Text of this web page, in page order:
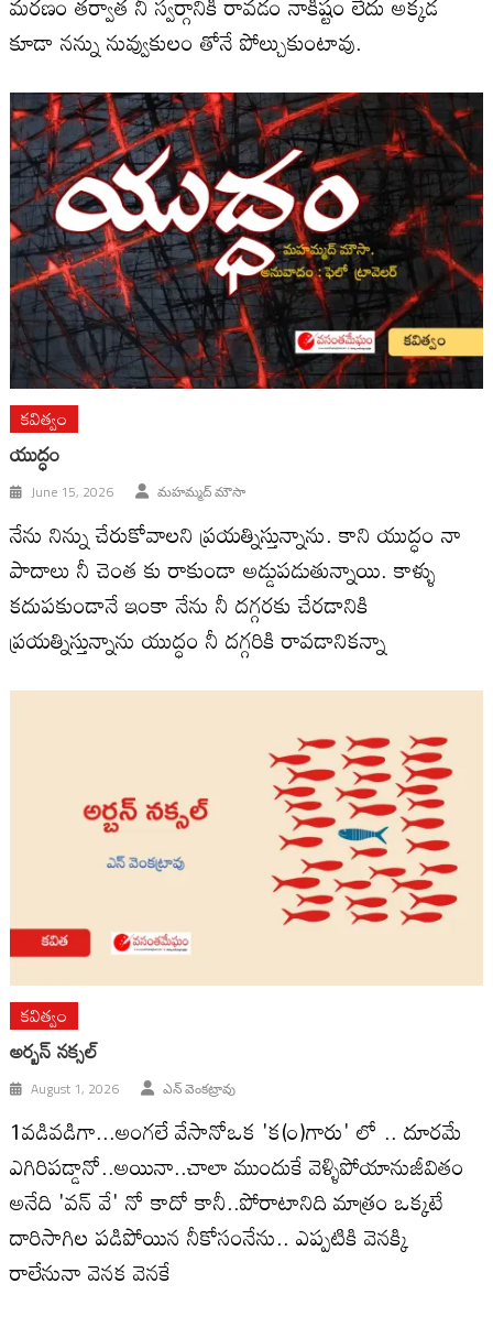
కూడా నన్ను నువ్వుకులం తోనే పోల్చుకుంటావు.
కవిత్వం
యుద్ధం
June 15, 2026 మహమ్మద్ మౌసా
నేను నిన్ను చేరుకోవాలని ప్రయత్నిస్తున్నాను. కాని యుద్ధం నా
పాదాలు నీ చెంత కు రాకుండా అడ్డుపడుతున్నాయి. కాళ్ళు
కదుపకుండానే ఇంకా నేను నీ దగ్గరకు చేరడానికి
ప్రయత్నిస్తున్నాను యుద్ధం నీ దగ్గరికి రావడానికన్నా
కవిత్వం
అర్బన్ నక్సల్
August 1, 2026 ఎన్ వెంకట్రావు
1వడివడిగా...అంగలే వేసానోఒక 'క(౦)గారు' లో .. దూరమే
ఎగిరిపడ్డానో..అయినా..చాలా ముందుకే వెళ్ళిపోయానుజీవితం
అనేది 'వన్ వే' నో కాదో కానీ..పోరాటానిది మాత్రం ఒక్కటే
దారిసాగిల పడిపోయిన నీకోసంనేను.. ఎప్పటికి వెనక్కి
రాలేనునా వెనక వెనకే